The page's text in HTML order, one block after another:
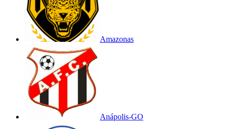
Amazonas
Anápolis-GO